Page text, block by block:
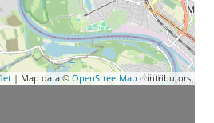
| Map data © OpenStreetMap contributors